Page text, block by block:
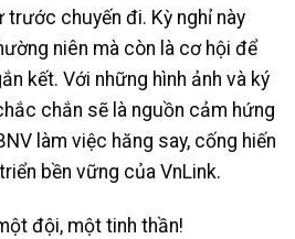
trước chuyến đi. Kỳ nghỉ này
niên mà còn là cơ hội để
kết. Với những hình ảnh và ký
chắn sẽ là nguồn cảm hứng
làm việc hăng say, cống hiến
bền vững của VnLink.
đội, một tinh thần!